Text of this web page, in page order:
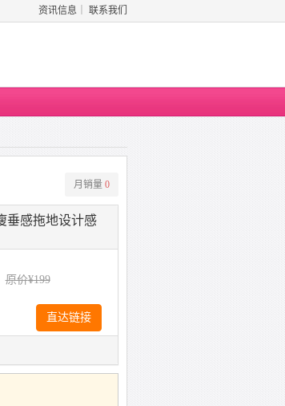
资讯信息 联系我们
月销量 0
垂感拖地设计感
原价¥199
直达链接